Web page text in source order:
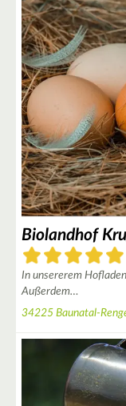
Biolandhof
In unsererem
Außerdem…
34225 Baunatal-